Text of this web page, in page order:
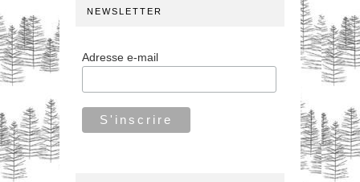
NEWSLETTER
Adresse e-mail